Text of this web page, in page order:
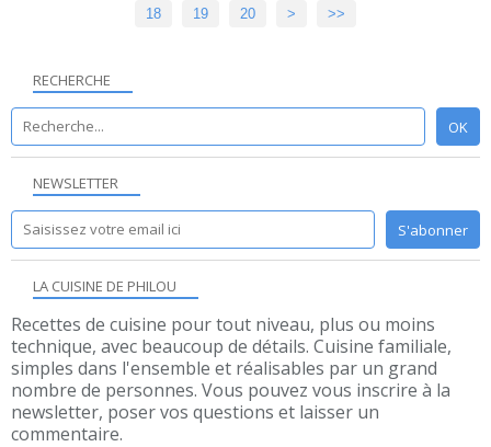
18
19 20 > >>
NEWSLETTER
RECHERCHE
LA CUISINE DE PHILOU
Recettes de cuisine pour tout niveau, plus ou moins
technique, avec beaucoup de détails. Cuisine familiale,
simples dans l'ensemble et réalisables par un grand
nombre de personnes. Vous pouvez vous inscrire à la
newsletter, poser vos questions et laisser un
commentaire.